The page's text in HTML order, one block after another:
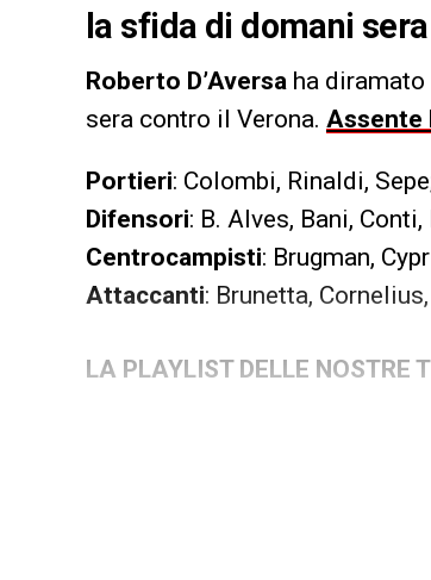
la sfida di domani
Roberto D’Aversa ha
sera contro il Verona. Assente
Portieri: Colombi, Rinaldi,
Difensori: B. Alves, Bani,
Centrocampisti: Brugman,
Attaccanti: Brunetta,
LA PLAYLIST DELLE NOSTRE